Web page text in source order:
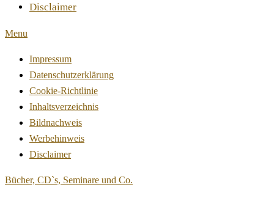
Disclaimer
Menu
Impressum
Datenschutzerklärung
Cookie-Richtlinie
Inhaltsverzeichnis
Bildnachweis
Werbehinweis
Disclaimer
Bücher, CD`s, Seminare und Co.